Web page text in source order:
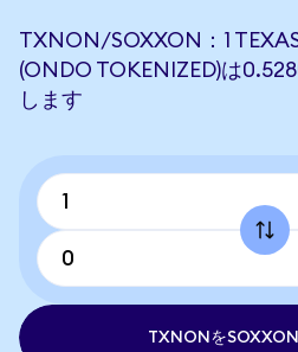
TXNON/SOXXON：1
(ONDO TOKENIZED)は
します
TXNONを